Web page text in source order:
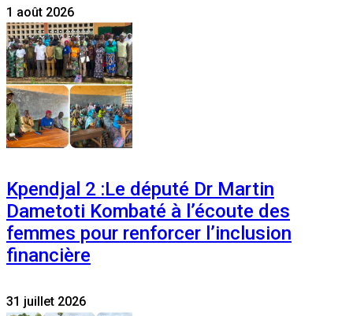
1 août 2026
Kpendjal 2 :Le député Dr Martin
Dametoti Kombaté à l’écoute des
femmes pour renforcer l’inclusion
financière
31 juillet 2026